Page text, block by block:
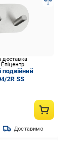
доставка
2R SS
Доставимо